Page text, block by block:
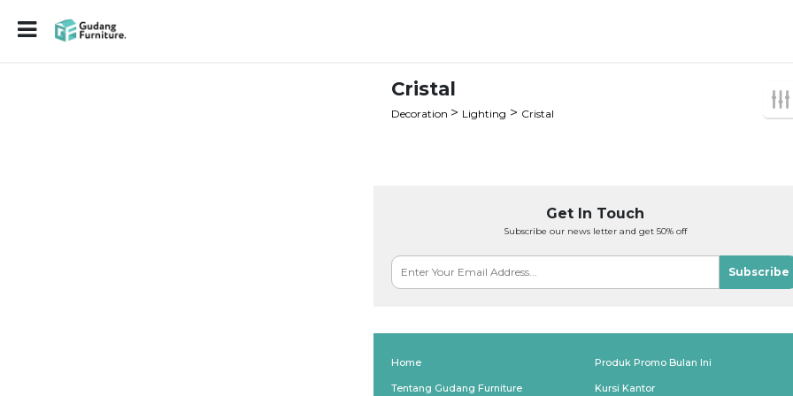
Cristal
Decoration > Lighting > Cristal
Get In Touch
Subscribe our news letter and get 50% off
Subscribe
Home
Tentang Gudang Furniture
Produk Promo Bulan Ini
Kursi Kantor